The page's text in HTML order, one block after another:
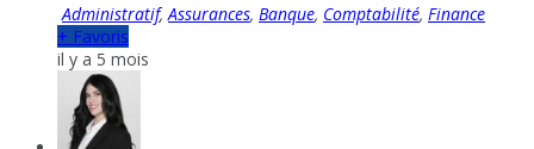
Administratif, Assurances, Banque, Comptabilité, Finance
+ Favoris
il y a 5 mois